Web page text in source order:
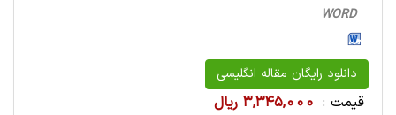
WORD
دانلود رایگان مقاله انگلیسی
قیمت : 3,345,000 ریال